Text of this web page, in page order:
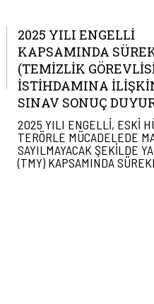
2025 YILI ENGELLİ
KAPSAMINDA
(TEMİZLİK
İSTİHDAMINA
SINAV SONUÇ
2025 YILI ENGELLİ, ESKİ
TERÖRLE MÜCADELEDE
SAYILMAYACAK ŞEKİLDE
(TMY) KAPSAMINDA